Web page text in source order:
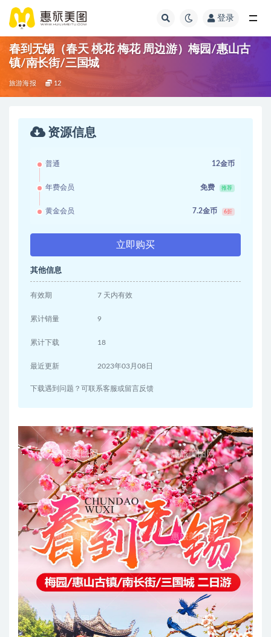
登录
春到无锡（春天 桃花 梅花 周边游）梅园/惠山古
镇/南长街/三国城
旅游海报 12
资源信息
普通 12金币
年费会员 免费 推荐
黄金会员 7.2金币 6折
立即购买
其他信息
有效期 7 天内有效
累计销量 9
累计下载 18
最近更新 2023年03月08日
下载遇到问题？可联系客服或留言反馈